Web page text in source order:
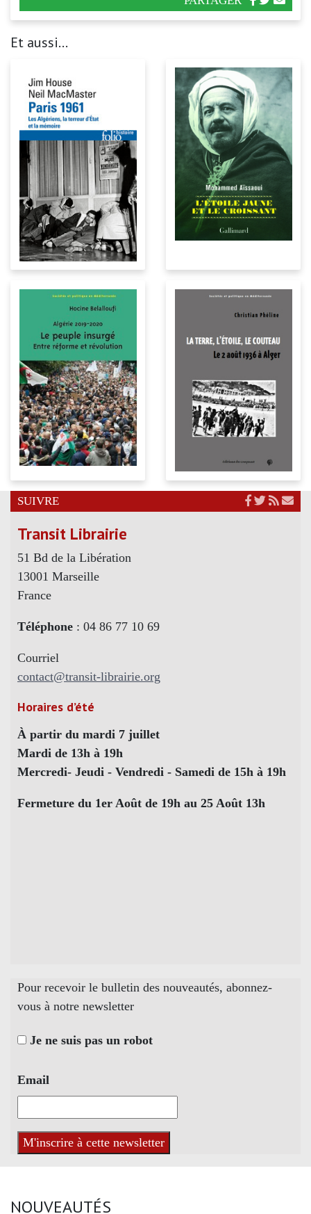
Et aussi...
SUIVRE
Transit Librairie
51 Bd de la Libération
13001 Marseille
France
Téléphone : 04 86 77 10 69
Courriel
contact@transit-librairie.org
Horaires d’été
À partir du mardi 7 juillet
Mardi de 13h à 19h
Mercredi- Jeudi - Vendredi - Samedi de 15h à 19h
Fermeture du 1er Août de 19h au 25 Août 13h
Pour recevoir le bulletin des nouveautés, abonnez-
vous à notre newsletter
Je ne suis pas un robot
Email
NOUVEAUTÉS